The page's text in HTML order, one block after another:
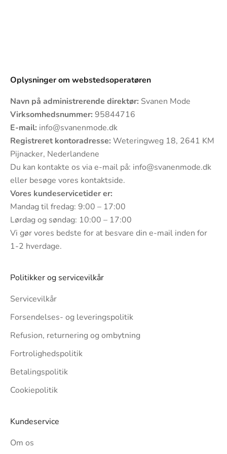
Oplysninger om webstedsoperatøren
Navn på administrerende direktør: Svanen Mode
Virksomhedsnummer: 95844716
E-mail: info@svanenmode.dk
Registreret kontoradresse: Weteringweg 18, 2641 KM
Pijnacker, Nederlandene
Du kan kontakte os via e-mail på: info@svanenmode.dk
eller besøge vores kontaktside.
Vores kundeservicetider er:
Mandag til fredag: 9:00 – 17:00
Lørdag og søndag: 10:00 – 17:00
Vi gør vores bedste for at besvare din e-mail inden for
1-2 hverdage.
Politikker og servicevilkår
Servicevilkår
Forsendelses- og leveringspolitik
Refusion, returnering og ombytning
Fortrolighedspolitik
Betalingspolitik
Cookiepolitik
Kundeservice
Om os